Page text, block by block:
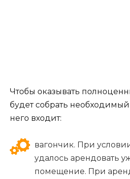
Чтобы оказывать
будет собрать
него входит:
вагончик. При
удалось арендовать
помещение. При